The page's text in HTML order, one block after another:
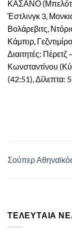
ΚΑΣΑΝΟ
Έστλινγκ 3,
Βολάρεβιτς,
Κάμπιρ,
Διαιτητές:
Κωνσταντίνου
(42:51), Δίλεπτα:
Σούπερ
ΤΕΛΕΥΤΑΊΑ